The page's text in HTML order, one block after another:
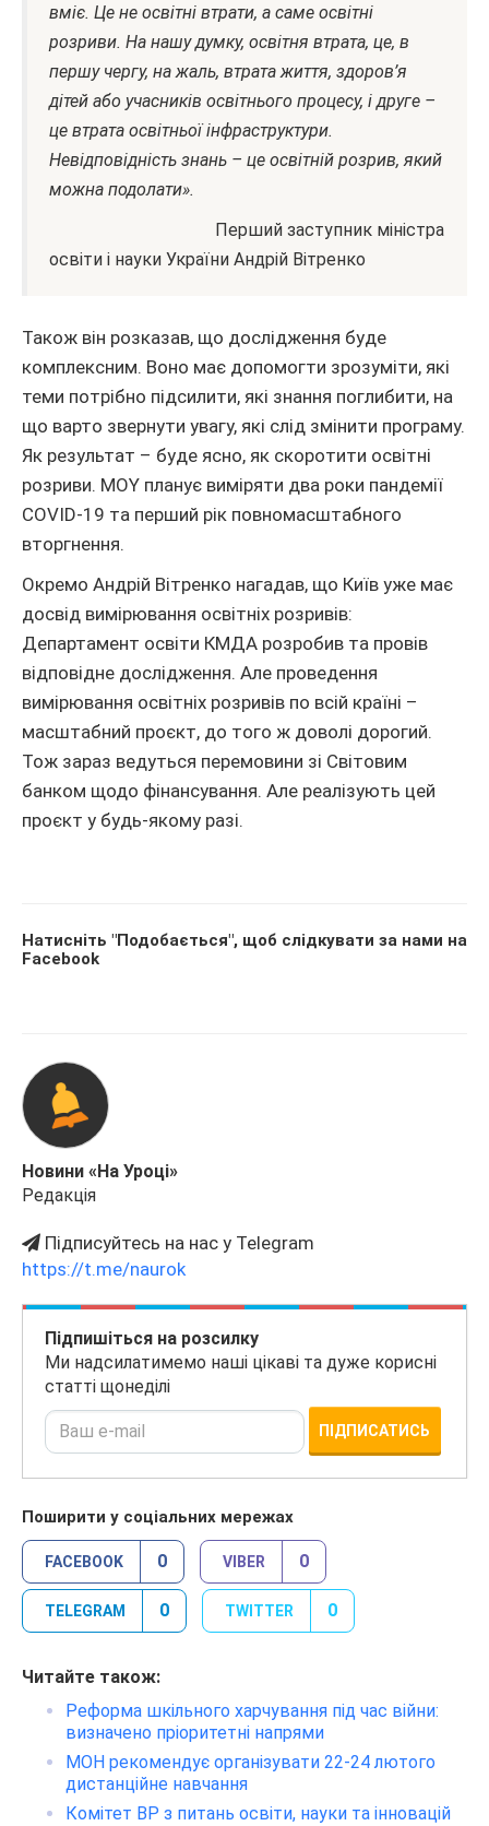
вміє. Це не освітні втрати, а саме освітні
розриви. На нашу думку, освітня втрата, це, в
першу чергу, на жаль, втрата життя, здоров’я
дітей або учасників освітнього процесу, і друге –
це втрата освітньої інфраструктури.
Невідповідність знань – це освітній розрив, який
можна подолати».
Перший заступник міністра
освіти і науки України Андрій Вітренко
Також він розказав, що дослідження буде
комплексним. Воно має допомогти зрозуміти, які
теми потрібно підсилити, які знання поглибити, на
що варто звернути увагу, які слід змінити програму.
Як результат – буде ясно, як скоротити освітні
розриви. МОY планує виміряти два роки пандемії
COVID-19 та перший рік повномасштабного
вторгнення.
Окремо Андрій Вітренко нагадав, що Київ уже має
досвід вимірювання освітніх розривів:
Департамент освіти КМДА розробив та провів
відповідне дослідження. Але проведення
вимірювання освітніх розривів по всій країні –
масштабний проєкт, до того ж доволі дорогий.
Тож зараз ведуться перемовини зі Світовим
банком щодо фінансування. Але реалізують цей
проєкт у будь-якому разі.
Натисніть "Подобається", щоб слідкувати за нами на
Facebook
Новини «На Уроці»
Редакція
Підписуйтесь на нас у Telegram
https://t.me/naurok
Підпишіться на розсилку
Ми надсилатимемо наші цікаві та дуже корисні
статті щонеділі
ПІДПИСАТИСЬ
Поширити у соціальних мережах
FACEBOOK 0 VIBER 0
TELEGRAM 0 TWITTER 0
Читайте також:
Реформа шкільного харчування під час війни:
визначено пріоритетні напрями
МОН рекомендує організувати 22-24 лютого
дистанційне навчання
Комітет ВР з питань освіти, науки та інновацій